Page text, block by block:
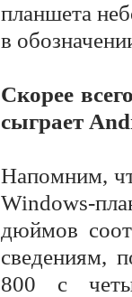
планшета
в
Скорее
сыграет
Напомним,
Windows-
дюймов
сведениям,
800 с